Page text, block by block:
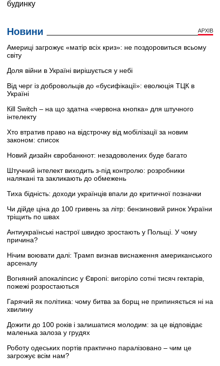
Новини АРХІВ
Америці загрожує «матір всіх криз»: не поздоровиться всьому
світу
Доля війни в Україні вирішується у небі
Від черг із добровольців до «бусифікації»: еволюція ТЦК в
Україні
Кill Switch – на що здатна «червона кнопка» для штучного
інтелекту
Хто втратив право на відстрочку від мобілізації за новим
законом: список
Новий дизайн євробанкнот: незадоволених буде багато
Штучний інтелект виходить з-під контролю: розробники
налякані та закликають до обмежень
Тиха бідність: доходи українців впали до критичної позначки
Чи дійде ціна до 100 гривень за літр: бензиновий ринок України
тріщить по швах
Антиукраїнські настрої швидко зростають у Польщі. У чому
причина?
Нічим воювати далі: Трамп визнав виснаження американського
арсеналу
Вогняний апокаліпсис у Європі: вигоріло сотні тисяч гектарів,
пожежі розростаються
Гарячий як політика: чому битва за борщ не припиняється ні на
хвилину
Дожити до 100 років і залишатися молодим: за це відповідає
маленька залоза у грудях
Роботу одеських портів практично паралізовано – чим це
загрожує всім нам?